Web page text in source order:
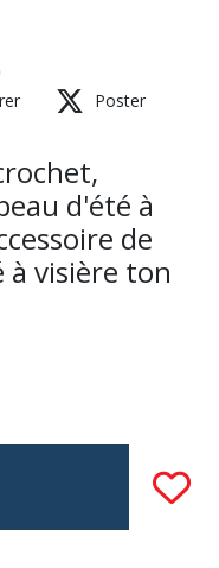
Poster
d'été à
de
à visière ton